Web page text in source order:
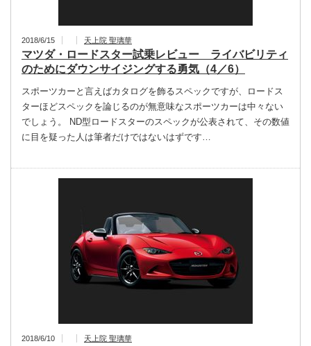
2018/6/15 天上院 聖璃華
マツダ・ロードスター試乗レビュー ライバビリティ
のためにダウンサイジングする勇気（4／6）
スポーツカーと言えばカタログを飾るスペックですが、ロードス
ターほどスペックを論じるのが無意味なスポーツカーは中々ない
でしょう。 ND型ロードスターのスペックが公表されて、その数値
に目を疑った人は筆者だけではないはずです…
2018/6/10 天上院 聖璃華